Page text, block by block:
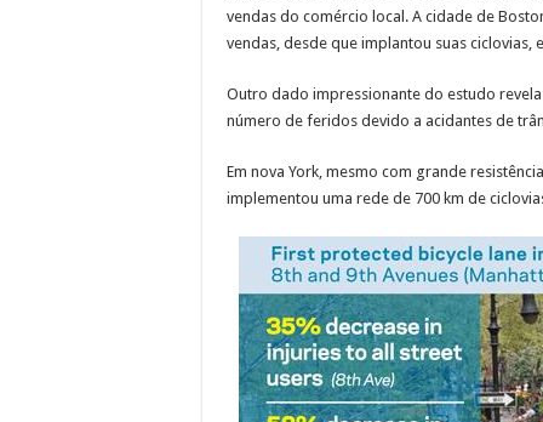
vendas do comércio local. A cidade de
vendas, desde que implantou suas ciclovias,
Outro dado impressionante do estudo
número de feridos devido a acidantes de
Em nova York, mesmo com grande
implementou uma rede de 700 km de